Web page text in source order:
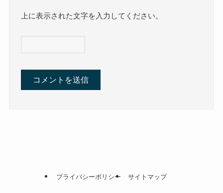
上に表示された文字を入力してください。
プライバシーポリシー サイトマップ